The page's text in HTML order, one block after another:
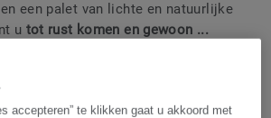
een palet van lichte en natuurlijke
u tot rust komen en gewoon ...
accepteren” te klikken gaat u akkoord met